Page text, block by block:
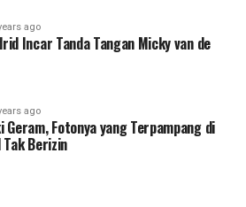
ago
Incar Tanda Tangan Micky van de
ago
Geram, Fotonya yang Terpampang di
Berizin